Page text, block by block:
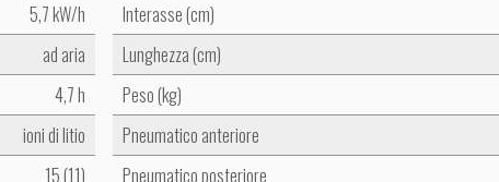
5,7 kW/h
ad aria
4,7 h
ioni di litio
15 (11)
Interasse (cm)
Lunghezza (cm)
Peso (kg)
Pneumatico anteriore
Pneumatico posteriore